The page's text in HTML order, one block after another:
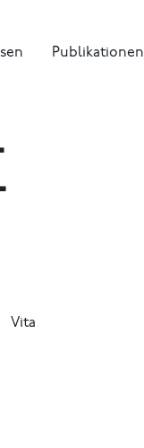
Publikationen
Vita